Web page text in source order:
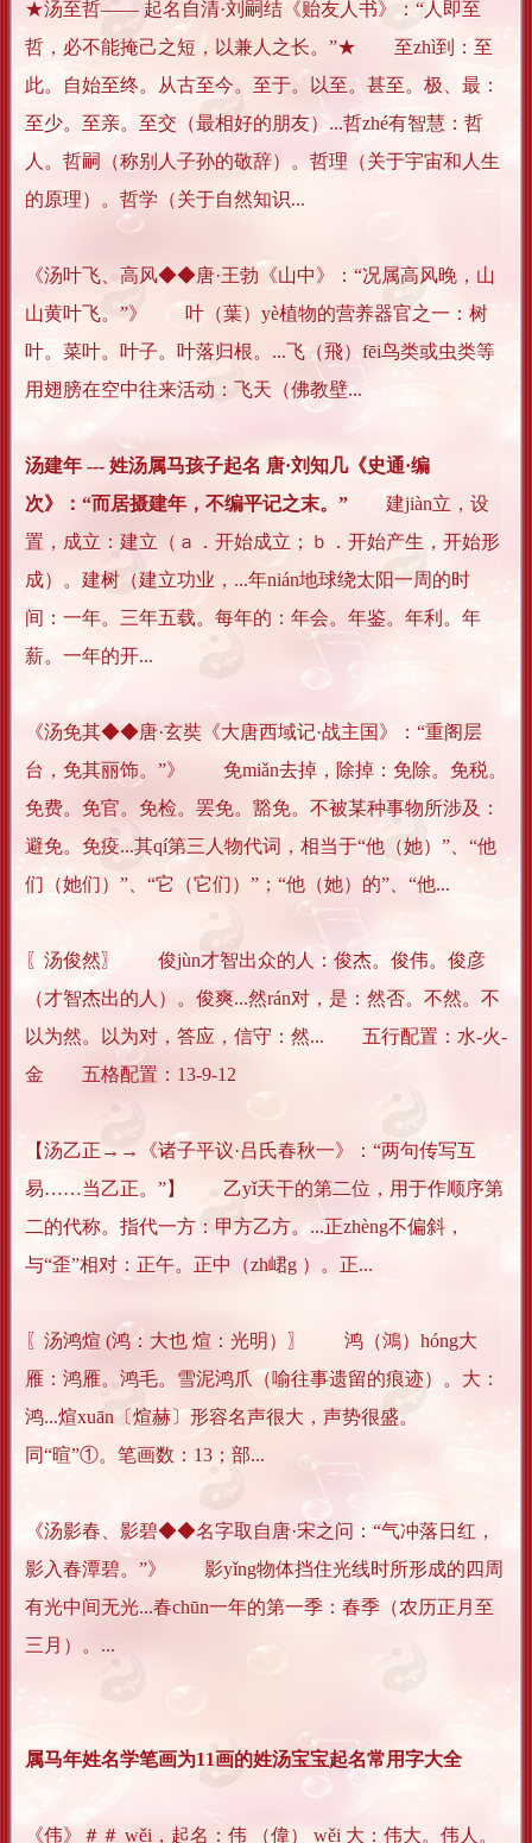
★汤至哲—— 起名自清·刘嗣结《贻友人书》：“人即至
哲，必不能掩己之短，以兼人之长。”★ 至zhì到：至
此。自始至终。从古至今。至于。以至。甚至。极、最：
至少。至亲。至交（最相好的朋友）...哲zhé有智慧：哲
人。哲嗣（称别人子孙的敬辞）。哲理（关于宇宙和人生
的原理）。哲学（关于自然知识...
《汤叶飞、高风◆◆唐·王勃《山中》：“况属高风晚，山
山黄叶飞。”》 叶（葉）yè植物的营养器官之一：树
叶。菜叶。叶子。叶落归根。...飞（飛）fēi鸟类或虫类等
用翅膀在空中往来活动：飞天（佛教壁...
汤建年 --- 姓汤属马孩子起名 唐·刘知几《史通·编
次》：“而居摄建年，不编平记之末。” 建jiàn立，设
置，成立：建立（ａ．开始成立；ｂ．开始产生，开始形
成）。建树（建立功业，...年nián地球绕太阳一周的时
间：一年。三年五载。每年的：年会。年鉴。年利。年
薪。一年的开...
《汤免其◆◆唐·玄奘《大唐西域记·战主国》：“重阁层
台，免其丽饰。”》 免miǎn去掉，除掉：免除。免税。
免费。免官。免检。罢免。豁免。不被某种事物所涉及：
避免。免疫...其qí第三人物代词，相当于“他（她）”、“他
们（她们）”、“它（它们）”；“他（她）的”、“他...
〖汤俊然〗 俊jùn才智出众的人：俊杰。俊伟。俊彦
（才智杰出的人）。俊爽...然rán对，是：然否。不然。不
以为然。以为对，答应，信守：然... 五行配置：水-火-
金 五格配置：13-9-12
【汤乙正→→《诸子平议·吕氏春秋一》：“两句传写互
易……当乙正。”】 乙yǐ天干的第二位，用于作顺序第
二的代称。指代一方：甲方乙方。...正zhèng不偏斜，
与“歪”相对：正午。正中（zh峮g ）。正...
〖汤鸿煊 (鸿：大也 煊：光明）〗 鸿（鴻）hóng大
雁：鸿雁。鸿毛。雪泥鸿爪（喻往事遗留的痕迹）。大：
鸿...煊xuān〔煊赫〕形容名声很大，声势很盛。
同“暄”①。笔画数：13；部...
《汤影春、影碧◆◆名字取自唐·宋之问：“气冲落日红，
影入春潭碧。”》 影yǐng物体挡住光线时所形成的四周
有光中间无光...春chūn一年的第一季：春季（农历正月至
三月）。...
属马年姓名学笔画为11画的姓汤宝宝起名常用字大全
《伟》＃＃ wěi，起名：伟 （偉） wěi 大：伟大。伟人。